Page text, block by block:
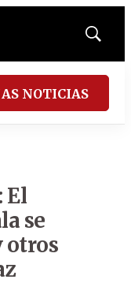
Mostrar
NOTICIAS
El
se
otros